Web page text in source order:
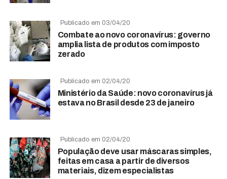
Publicado em 03/04/20
Combate ao novo coronavírus: governo
amplia lista de produtos com imposto
zerado
Publicado em 02/04/20
Ministério da Saúde: novo coronavírus já
estava no Brasil desde 23 de janeiro
Publicado em 02/04/20
População deve usar máscaras simples,
feitas em casa a partir de diversos
materiais, dizem especialistas